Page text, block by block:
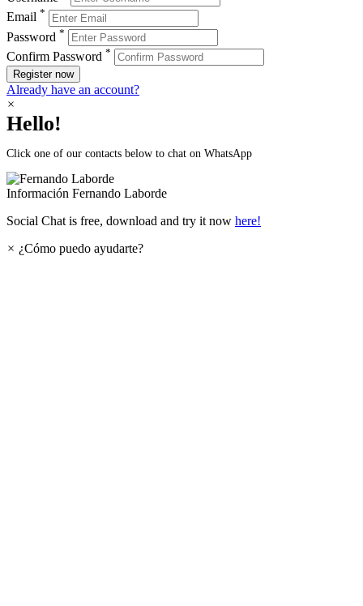
Email *
Password *
Confirm Password *
Register now
Already have an account?
×
Hello!
Click one of our contacts below to chat on WhatsApp
Información Fernando Laborde
Social Chat is free, download and try it now here!
× ¿Cómo puedo ayudarte?